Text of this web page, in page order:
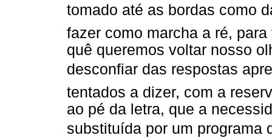
tomado até as bordas como
fazer como marcha a ré,
quê queremos voltar nosso
desconfiar das respostas
tentados a dizer, com a
ao pé da letra, que a
substituída por um